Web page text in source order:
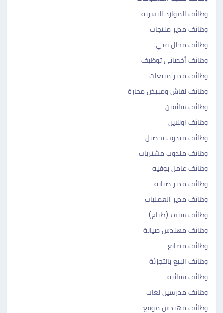
وظائف الموارد البشرية
وظائف مدير منتجات
وظائف محلل فني
وظائف أخصائي توظيف
وظائف مدير مبيعات
وظائف نقاش ومبيض محارة
وظائف سائقين
وظائف اونلاين
وظائف مندوب تحصيل
وظائف مندوب مشتريات
وظائف عامل بوفيه
وظائف مدير صيانة
وظائف مدير العمليات
وظائف شيف (طباخ)
وظائف مهندس صيانة
وظائف مصانع
وظائف البيع بالتجزئة
وظائف نسائية
وظائف مدرسين لغات
وظائف مهندس موقع